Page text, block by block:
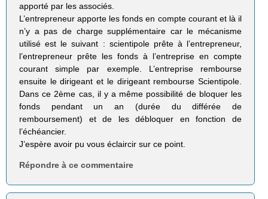
apporté par les associés.
L’entrepreneur apporte les fonds en compte courant et là il
n’y a pas de charge supplémentaire car le mécanisme
utilisé est le suivant : scientipole prête à l’entrepreneur,
l’entrepreneur prête les fonds à l’entreprise en compte
courant simple par exemple. L’entreprise rembourse
ensuite le dirigeant et le dirigeant rembourse Scientipole.
Dans ce 2ème cas, il y a même possibilité de bloquer les
fonds pendant un an (durée du différée de
remboursement) et de les débloquer en fonction de
l’échéancier.
J’espère avoir pu vous éclaircir sur ce point.
Répondre à ce commentaire